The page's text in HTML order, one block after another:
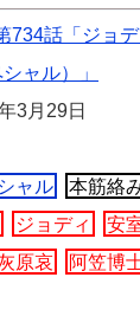
734話「ジョ
ャル）」
3月29日
ャル 本筋絡
ジョディ 安
原哀 阿笠博